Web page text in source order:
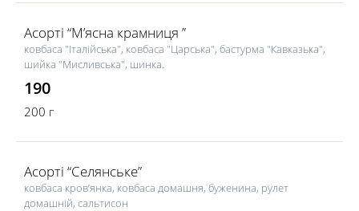
Асорті “М’ясна крамниця ”
ковбаса "Італійська", ковбаса "Царська", бастурма "Кавказька",
шийка "Мисливська", шинка.
190
200 г
Асорті “Селянське”
ковбаса кров’янка, ковбаса домашня, буженина, рулет
домашній, сальтисон